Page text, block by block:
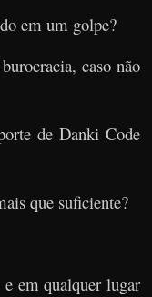
em um golpe?
caso não
de Danki Code
que suficiente?
e em qualquer lugar